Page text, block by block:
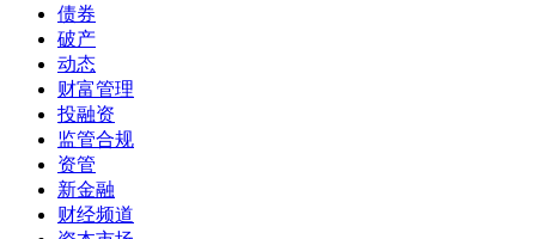
债券
破产
动态
财富管理
投融资
监管合规
资管
新金融
财经频道